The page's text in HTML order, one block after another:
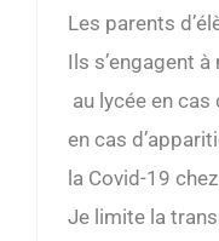
Les parents
Ils s’engagent
au lycée en cas
en cas
la Covid-19
Je limite la